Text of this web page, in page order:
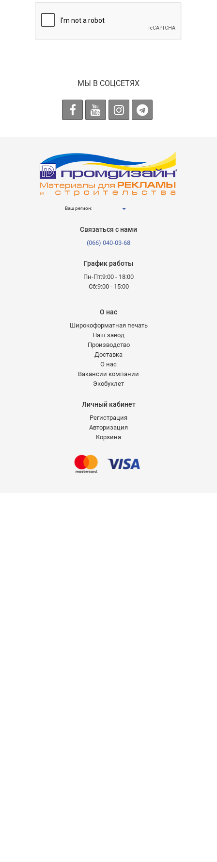
МЫ В СОЦСЕТЯХ
Ваш регион:
Связаться с нами
(066) 040-03-68
График работы
Пн-Пт:9:00 - 18:00
Сб:9:00 - 15:00
О нас
Широкоформатная печать
Наш завод
Производство
Доставка
О нас
Вакансии компании
Экобуклет
Личный кабинет
Регистрация
Авторизация
Корзина